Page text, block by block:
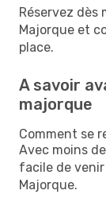
Réservez dès
Majorque et
place.
A savoir
majorque
Comment se
Avec moins
facile de venir
Majorque.